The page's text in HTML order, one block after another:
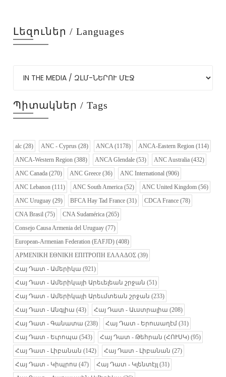
Լեզուներ / Languages
Պիտակներ / Tags
alc (28) ANC - Cyprus (28) ANCA(1178) ANCA-Eastern Region (114)
ANCA-Western Region (388) ANCA Glendale (53) ANC Australia (432)
ANC Canada (270) ANC Greece (36) ANC International (906)
ANC Lebanon (111) ANC South America (52) ANC United Kingdom (56)
ANC Uruguay (29) BFCA Hay Tad France (31) CDCA France (78)
CNA Brasil (75) CNA Sudamérica (265)
Consejo Causa Armenia del Uruguay (77)
European-Armenian Federation (EAFJD) (408)
ΑΡΜΕΝΙΚΗ ΕΘΝΙΚΗ ΕΠΙΤΡΟΠΗ ΕΛΛΑΔΟΣ (39)
Հայ Դատ - Ամերիկա (921)
Հայ Դատ - Ամերիկայի Արեւելեան շրջան (51)
Հայ Դատ - Ամերիկայի Արեւմտեան շրջան (233)
Հայ Դատ - Անգլիա (43) Հայ Դատ - Աւստրալիա (208)
Հայ Դատ - Գանատա (238) Հայ Դատ - Երուսաղէմ (31)
Հայ Դատ - Եւրոպա (543) Հայ Դատ - Թեհրան (ՀՈՒՍԿ) (95)
Հայ Դատ - Լիբանան (142) Հայ Դատ - Լիբանան (27)
Հայ Դատ - Կիպրոս (47) Հայ Դատ - Կլենտէյլ (31)